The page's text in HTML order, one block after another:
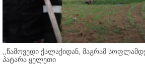
,,წამოვედი ქალაქიდან, მაგრამ
პატარა ყელეთი